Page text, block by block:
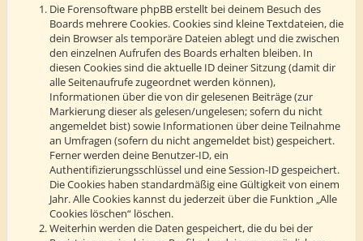
Die Forensoftware phpBB erstellt bei deinem Besuch des
Boards mehrere Cookies. Cookies sind kleine Textdateien, die
dein Browser als temporäre Dateien ablegt und die zwischen
den einzelnen Aufrufen des Boards erhalten bleiben. In
diesen Cookies sind die aktuelle ID deiner Sitzung (damit dir
alle Seitenaufrufe zugeordnet werden können),
Informationen über die von dir gelesenen Beiträge (zur
Markierung dieser als gelesen/ungelesen; sofern du nicht
angemeldet bist) sowie Informationen über deine Teilnahme
an Umfragen (sofern du nicht angemeldet bist) gespeichert.
Ferner werden deine Benutzer-ID, ein
Authentifizierungsschlüssel und eine Session-ID gespeichert.
Die Cookies haben standardmäßig eine Gültigkeit von einem
Jahr. Alle Cookies kannst du jederzeit über die Funktion „Alle
Cookies löschen“ löschen.
Weiterhin werden die Daten gespeichert, die du bei der